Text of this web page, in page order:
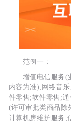
范例一：
增值电信服务(业
内容为准);网络音
件零售;软件零售;
(许可审批类商品除
计算机房维护服务;